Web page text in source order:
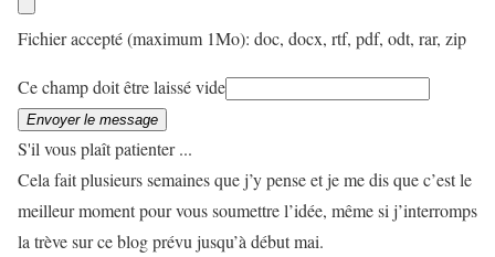
Fichier accepté (maximum 1Mo): doc, docx, rtf, pdf, odt, rar, zip
Ce champ doit être laissé vide
Envoyer le message
S'il vous plaît patienter ...
Cela fait plusieurs semaines que j’y pense et je me dis que c’est le
meilleur moment pour vous soumettre l’idée, même si j’interromps
la trève sur ce blog prévu jusqu’à début mai.